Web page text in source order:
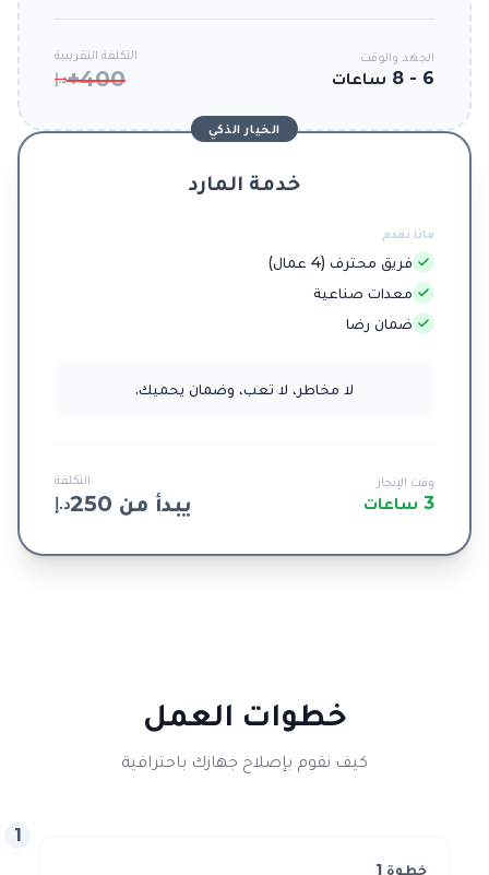
الجهد والوقت
6 - 8 ساعات
التكلفة التقريبية
400+ د.إ
الخيار الذكي
خدمة المارد
ماذا نقدم
فريق محترف (4 عمال)
معدات صناعية
ضمان رضا
لا مخاطر، لا تعب، وضمان يحميك.
وقت الإنجاز
3 ساعات
التكلفة
يبدأ من 250 د.إ
خطوات العمل
كيف نقوم بإصلاح جهازك باحترافية
خطوة 1
1